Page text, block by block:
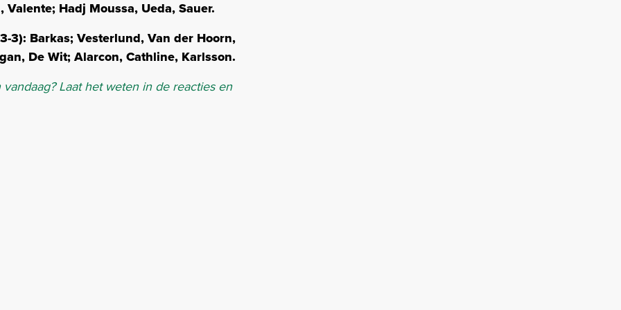
Hadj Moussa, Ueda, Sauer.
3): Barkas; Vesterlund, Van der Hoorn,
De Wit; Alarcon, Cathline, Karlsson.
Laat het weten in de reacties en